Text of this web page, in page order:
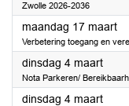
Zwolle 2026-2036
maandag 17 maart
Verbetering toegang en
dinsdag 4 maart2025
Nota Parkeren/
dinsdag 4 maart2025